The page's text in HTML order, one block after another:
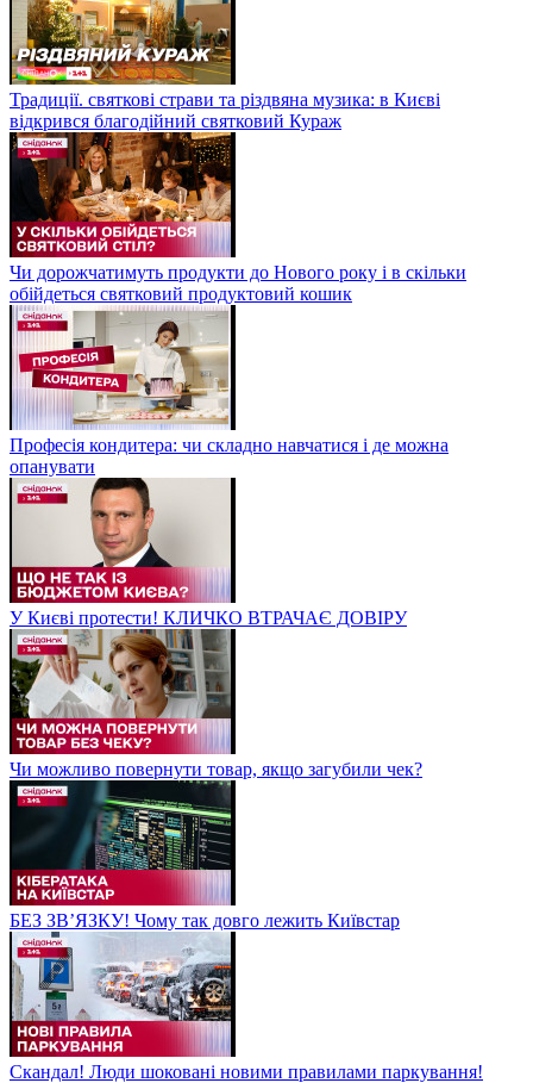
Традиції. святкові страви та різдвяна музика: в Києві
відкрився благодійний святковий Кураж
Чи дорожчатимуть продукти до Нового року і в скільки
обійдеться святковий продуктовий кошик
Професія кондитера: чи складно навчатися і де можна
опанувати
У Києві протести! КЛИЧКО ВТРАЧАЄ ДОВІРУ
Чи можливо повернути товар, якщо загубили чек?
БЕЗ ЗВʼЯЗКУ! Чому так довго лежить Київстар
Скандал! Люди шоковані новими правилами паркування!